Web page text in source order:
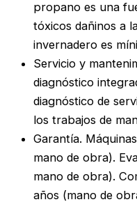
propano es una
tóxicos dañinos a
invernadero es
Servicio y
diagnóstico
diagnóstico de
los trabajos de
Garantía.
mano de obra).
mano de obra).
años (mano de